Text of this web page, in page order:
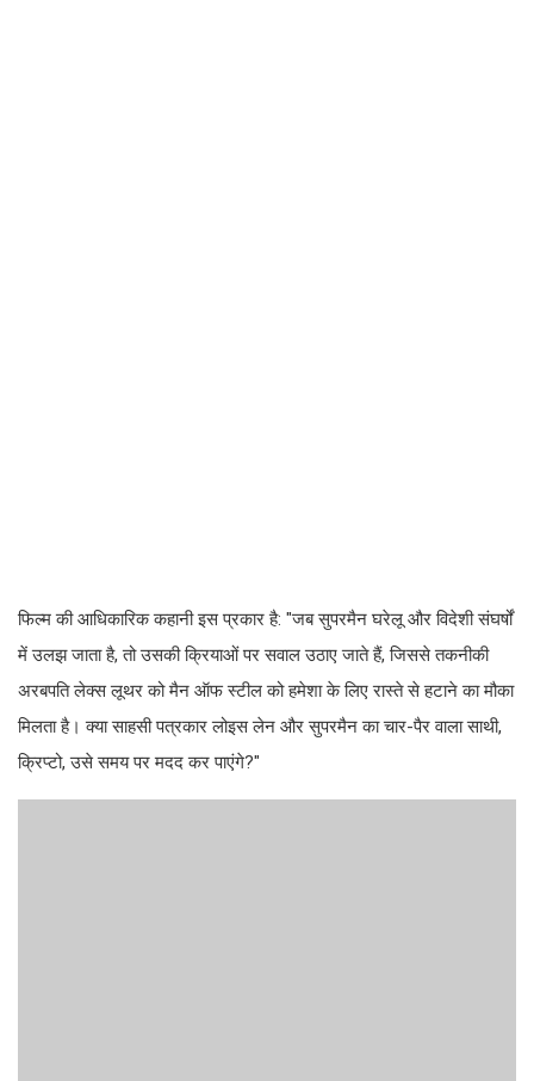
फिल्म की आधिकारिक कहानी इस प्रकार है: "जब सुपरमैन घरेलू और विदेशी संघर्षों
में उलझ जाता है, तो उसकी क्रियाओं पर सवाल उठाए जाते हैं, जिससे तकनीकी
अरबपति लेक्स लूथर को मैन ऑफ स्टील को हमेशा के लिए रास्ते से हटाने का मौका
मिलता है। क्या साहसी पत्रकार लोइस लेन और सुपरमैन का चार-पैर वाला साथी,
क्रिप्टो, उसे समय पर मदद कर पाएंगे?"